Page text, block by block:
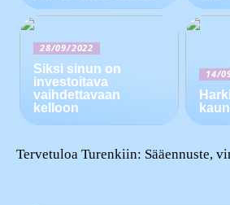
28/09/2022
Siksi sinun on
investoitava
vaihdettavaan
kelloon
14/
Tervetuloa Turenkiin: Sääennuste,